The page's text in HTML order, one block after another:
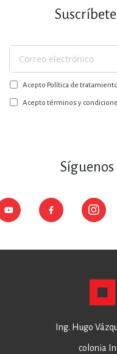
Suscríbase
a
nuestro
boletín:
Acepto Política de
Acepto términos y
Síguenos
Ing. Hugo
colonia